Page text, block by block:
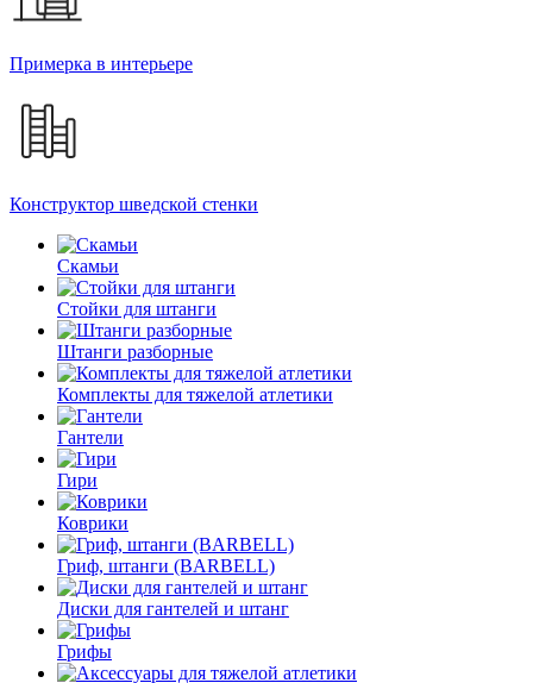
Примерка в интерьере
Конструктор шведской стенки
Скамьи
Стойки для штанги
Штанги разборные
Комплекты для тяжелой атлетики
Гантели
Гири
Коврики
Гриф, штанги (BARBELL)
Диски для гантелей и штанг
Грифы